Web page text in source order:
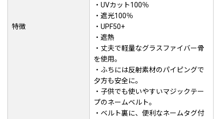
特徴
・UVカット100％
・遮光100％
・UPF50+
・遮熱
・丈夫で軽量なグラスファイバー骨
を使用。
・ふちには反射素材のパイピングで
夕方も安全に。
・子供でも使いやすいマジックテー
プのネームベルト。
・ベルト裏に、便利なネームタグ付